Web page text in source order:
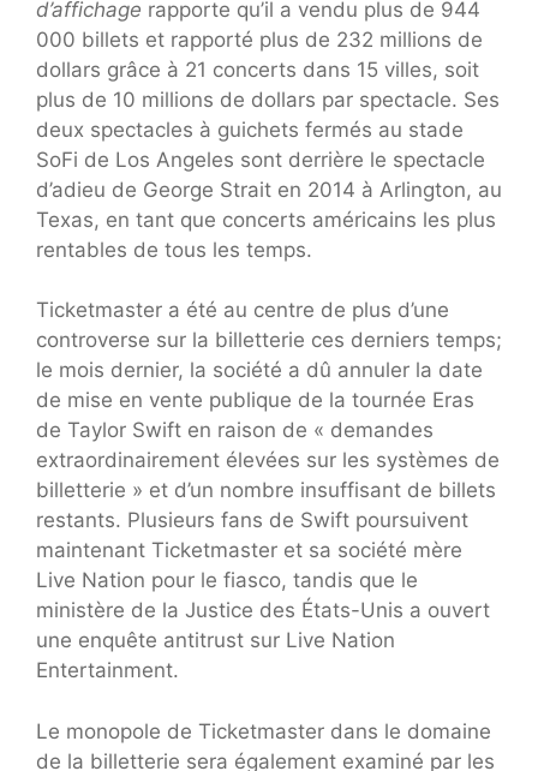
d’affichage rapporte qu’il a vendu plus de 944
000 billets et rapporté plus de 232 millions de
dollars grâce à 21 concerts dans 15 villes, soit
plus de 10 millions de dollars par spectacle. Ses
deux spectacles à guichets fermés au stade
SoFi de Los Angeles sont derrière le spectacle
d’adieu de George Strait en 2014 à Arlington, au
Texas, en tant que concerts américains les plus
rentables de tous les temps.
Ticketmaster a été au centre de plus d’une
controverse sur la billetterie ces derniers temps;
le mois dernier, la société a dû annuler la date
de mise en vente publique de la tournée Eras
de Taylor Swift en raison de « demandes
extraordinairement élevées sur les systèmes de
billetterie » et d’un nombre insuffisant de billets
restants. Plusieurs fans de Swift poursuivent
maintenant Ticketmaster et sa société mère
Live Nation pour le fiasco, tandis que le
ministère de la Justice des États-Unis a ouvert
une enquête antitrust sur Live Nation
Entertainment.
Le monopole de Ticketmaster dans le domaine
de la billetterie sera également examiné par les